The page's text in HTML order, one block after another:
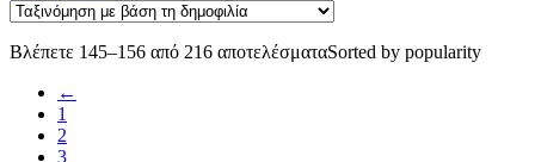
Βλέπετε 145–156 από 216 αποτελέσματαSorted by popularity
←
1
2
3